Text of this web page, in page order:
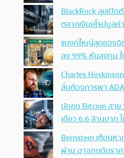
BlackRock ลุยเปิ
ตลาดเงินยุโรปมูล
แบงก์ใหญ่สุดของอิ
ลง 99% หันลงทุน
Charles
ลั่นต้องการพา
นักขุด Bitcoin สา
เดียว 6.6 ล้านบาท
Bernstein เตือนหา
ผ่าน อาจกดดันรา